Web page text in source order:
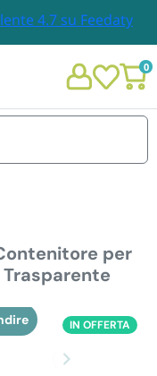
0
per
IN OFFERTA